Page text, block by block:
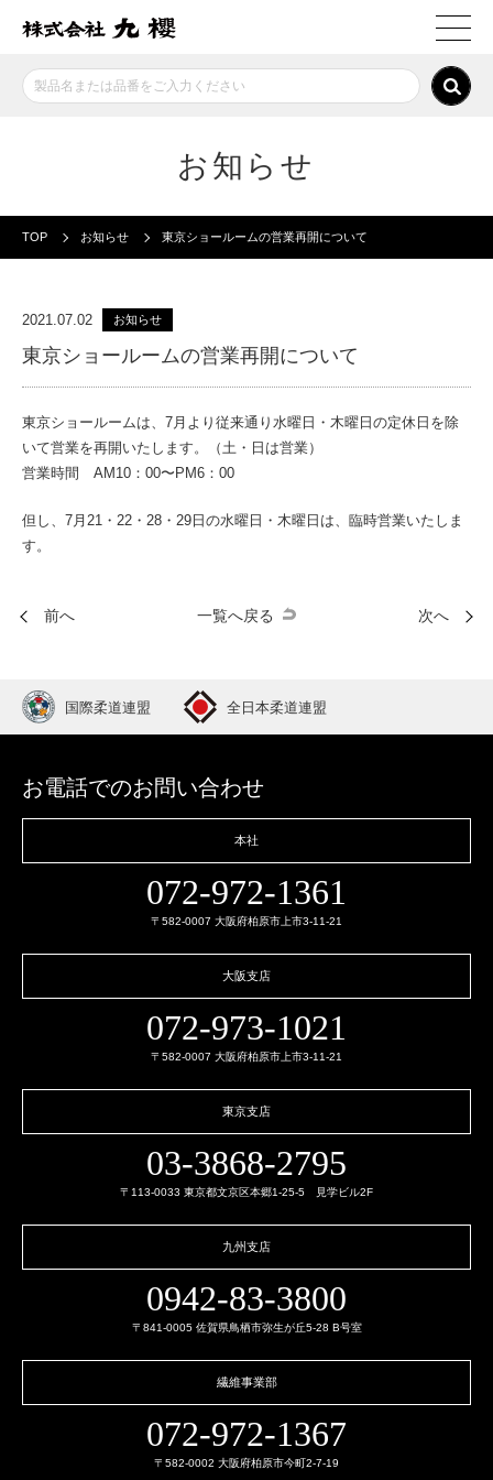
お知らせ
TOP お知らせ 東京ショールームの営業再開について
2021.07.02 お知らせ
東京ショールームの営業再開について
東京ショールームは、7月より従来通り水曜日・木曜日の定休日を除
いて営業を再開いたします。（土・日は営業）
営業時間 AM10：00〜PM6：00
但し、7月21・22・28・29日の水曜日・木曜日は、臨時営業いたしま
す。
前へ 一覧へ戻る 次へ
国際柔道連盟 全日本柔道連盟
お電話でのお問い合わせ
本社
072-972-1361
〒582-0007 大阪府柏原市上市3-11-21
大阪支店
072-973-1021
〒582-0007 大阪府柏原市上市3-11-21
東京支店
03-3868-2795
〒113-0033 東京都文京区本郷1-25-5 見学ビル2F
九州支店
0942-83-3800
〒841-0005 佐賀県鳥栖市弥生が丘5-28 B号室
繊維事業部
072-972-1367
〒582-0002 大阪府柏原市今町2-7-19